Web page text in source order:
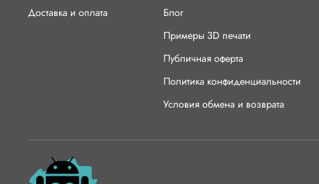
Доставка и оплата
Блог
Примеры 3D печати
Публичная оферта
Политика конфиденциальности
Условия обмена и возврата